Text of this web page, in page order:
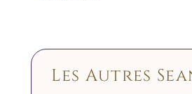
Les Autres